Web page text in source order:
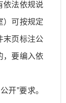
依法依规说
）可按规定
末页标注公
，要编入依
开”要求。